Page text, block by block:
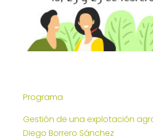
Programa
Gestión de una explotación
Diego Borrero Sánchez